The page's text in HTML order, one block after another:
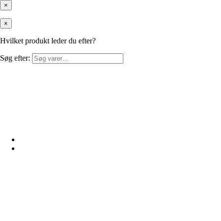
×
×
Hvilket produkt leder du efter?
Søg efter: